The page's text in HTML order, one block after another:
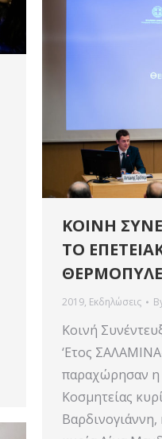
ΚΟΙΝΗ
ΤΟ
2019, Εκδηλώσεις
Κοινή
‘Eτος
παραχώρησαν η
Κοσμητείας